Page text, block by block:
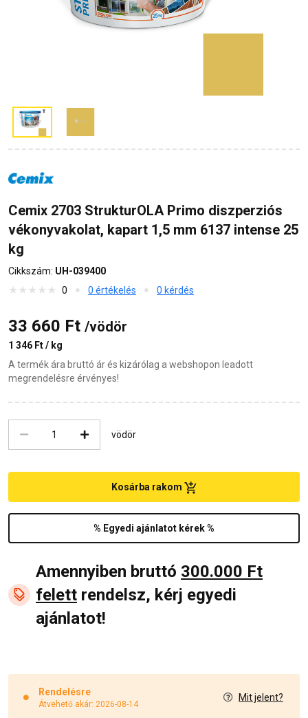
Cemix 2703 StrukturOLA Primo diszperziós
vékonyvakolat, kapart 1,5 mm 6137 intense 25
kg
Cikkszám: UH-039400
0
0 értékelés 0 kérdés
33 660 Ft /vödör
1 346 Ft / kg
A termék ára bruttó ár és kizárólag a webshopon leadott
megrendelésre érvényes!
vödör
% Egyedi ajánlatot kérek %
Kosárba rakom
Amennyiben bruttó 300.000 Ft
felett rendelsz, kérj egyedi
ajánlatot!
Rendelésre
Átvehető akár: 2026-08-14
Mit jelent?